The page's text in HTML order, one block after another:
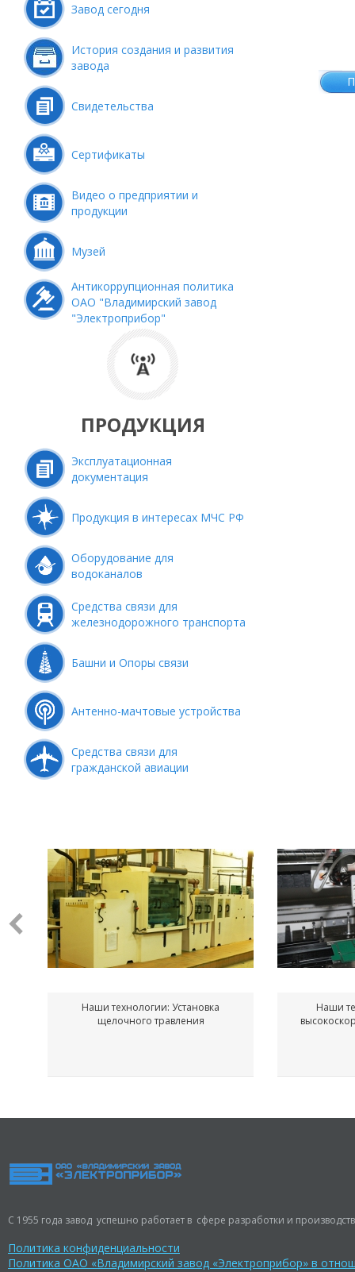
Завод сегодня
История создания и развития
завода
Свидетельства
Сертификаты
Видео о предприятии и
продукции
Музей
Антикоррупционная политика
ОАО "Владимирский завод
"Электроприбор"
ПРОДУКЦИЯ
Эксплуатационная
документация
Продукция в интересах МЧС РФ
Оборудование для
водоканалов
Средства связи для
железнодорожного транспорта
Башни и Опоры связи
Антенно-мачтовые устройства
Средства связи для
гражданской авиации
Наши технологии: Установка
щелочного травления
Наши
С 1955 года завод успешно работает в сфере разработки и
Политика конфиденциальности
Политика ОАО «Владимирский завод «Электроприбор» в